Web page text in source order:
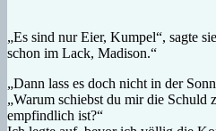
„Es sind nur Eier, Kumpel“, sagte
schon im Lack, Madison.“
„Dann lass es doch nicht in der
„Warum schiebst du mir die Schuld
empfindlich ist?“